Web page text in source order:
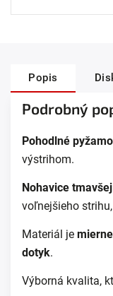
Popis
Podrobný
Pohodlné
výstrihom.
Nohavice
voľnejšieho
Materiál je
dotyk.
Výborná kvalita,